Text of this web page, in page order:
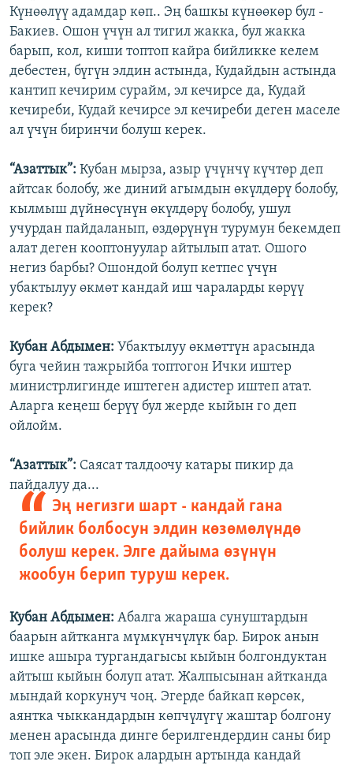
Күнөөлүү адамдар көп.. Эң башкы күнөөкөр бул -
Бакиев. Ошон үчүн ал тигил жакка, бул жакка
барып, кол, киши топтоп кайра бийликке келем
дебестен, бүгүн элдин астында, Кудайдын астында
кантип кечирим сурайм, эл кечирсе да, Кудай
кечиреби, Кудай кечирсе эл кечиреби деген маселе
ал үчүн биринчи болуш керек.
“Азаттык”: Кубан мырза, азыр үчүнчү күчтөр деп
айтсак болобу, же диний агымдын өкүлдөрү болобу,
кылмыш дүйнөсүнүн өкүлдөрү болобу, ушул
учурдан пайдаланып, өздөрүнүн турумун бекемдеп
алат деген кооптонуулар айтылып атат. Ошого
негиз барбы? Ошондой болуп кетпес үчүн
убактылуу өкмөт кандай иш чараларды көрүү
керек?
Кубан Абдымен: Убактылуу өкмөттүн арасында
буга чейин тажрыйба топтогон Ички иштер
министрлигинде иштеген адистер иштеп атат.
Аларга кеңеш берүү бул жерде кыйын го деп
ойлойм.
“Азаттык”: Саясат талдоочу катары пикир да
пайдалуу да...
Эң негизги шарт - кандай гана
бийлик болбосун элдин көзөмөлүндө
болуш керек. Элге дайыма өзүнүн
жообун берип туруш керек.
Кубан Абдымен: Абалга жараша сунуштардын
баарын айтканга мүмкүнчүлүк бар. Бирок анын
ишке ашыра тургандагысы кыйын болгондуктан
айтыш кыйын болуп атат. Жалпысынан айтканда
мындай коркунуч чоң. Эгерде байкап көрсөк,
аянтка чыккандардын көпчүлүгү жаштар болгону
менен арасында динге берилгендердин саны бир
топ эле экен. Бирок алардын артында кандай